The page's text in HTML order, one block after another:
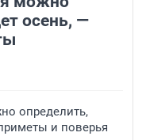
осень, —
определить,
и поверья